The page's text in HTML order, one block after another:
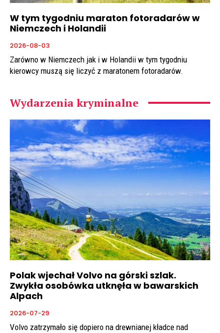
W tym tygodniu maraton fotoradarów w
Niemczech i Holandii
2026-08-03
Zarówno w Niemczech jak i w Holandii w tym tygodniu
kierowcy muszą się liczyć z maratonem fotoradarów.
Wydarzenia kryminalne
Polak wjechał Volvo na górski szlak.
Zwykła osobówka utknęła w bawarskich
Alpach
2026-07-29
Volvo zatrzymało się dopiero na drewnianej kładce nad